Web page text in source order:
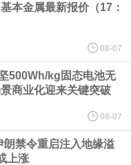
长赫格塞思不满，称对赫格塞思
社交媒体上发帖称，一些媒体有关
冲突的报道是“完全没有根据的谣
满意”。
3.91%。
本金属最新报价（17：
08-07
500Wh/kg固态电池无
商业化迎来关键突破
08-07
朗禁令重启注入地缘溢
上涨